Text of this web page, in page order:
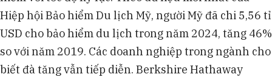
Hiệp hội Bảo hiểm Du lịch Mỹ, người Mỹ đã chi 5,56 tỉ
USD cho bảo hiểm du lịch trong năm 2024, tăng 46%
so với năm 2019. Các doanh nghiệp trong ngành cho
biết đà tăng vẫn tiếp diễn. Berkshire Hathaway